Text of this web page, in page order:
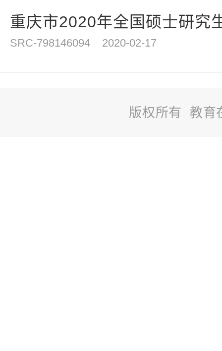
重庆市2020年全国硕士研究
SRC-798146094 2020-02-17
版权所有 教育